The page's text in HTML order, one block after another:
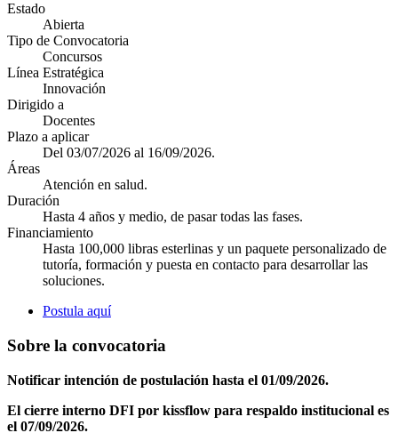
Estado
Abierta
Tipo de Convocatoria
Concursos
Línea Estratégica
Innovación
Dirigido a
Docentes
Plazo a aplicar
Del 03/07/2026 al 16/09/2026.
Áreas
Atención en salud.
Duración
Hasta 4 años y medio, de pasar todas las fases.
Financiamiento
Hasta 100,000 libras esterlinas y un paquete personalizado de
tutoría, formación y puesta en contacto para desarrollar las
soluciones.
Postula aquí
Sobre la convocatoria
Notificar intención de postulación hasta el 01/09/2026.
El cierre interno DFI por kissflow para respaldo institucional es
el 07/09/2026.